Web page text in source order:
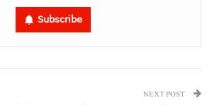
Subscribe
NEXT POST